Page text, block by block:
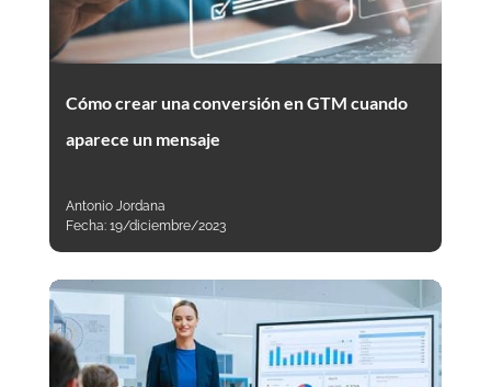
Cómo crear una conversión en GTM cuando
aparece un mensaje
Antonio Jordana
Fecha: 19/diciembre/2023